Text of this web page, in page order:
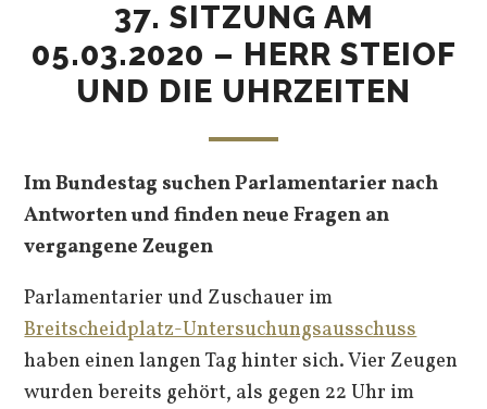
37. SITZUNG AM
05.03.2020 – HERR STEIOF
UND DIE UHRZEITEN
Im Bundestag suchen Parlamentarier nach
Antworten und finden neue Fragen an
vergangene Zeugen
Parlamentarier und Zuschauer im
Breitscheidplatz-Untersuchungsausschuss
haben einen langen Tag hinter sich. Vier Zeugen
wurden bereits gehört, als gegen 22 Uhr im